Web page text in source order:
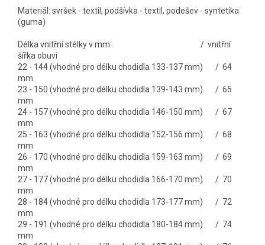
Materiál: svršek - textil, podšívka - textil, podešev - syntetika
(guma)
Délka vnitřní stélky v mm: / vnitřní
šířka obuvi
22 - 144 (vhodné pro délku chodidla 133-137 mm) / 64
mm
23 - 150 (vhodné pro délku chodidla 139-143 mm) / 65
mm
24 - 157 (vhodné pro délku chodidla 146-150 mm) / 67
mm
25 - 163 (vhodné pro délku chodidla 152-156 mm) / 68
mm
26 - 170 (vhodné pro délku chodidla 159-163 mm) / 69
mm
27 - 177 (vhodné pro délku chodidla 166-170 mm) / 70
mm
28 - 184 (vhodné pro délku chodidla 173-177 mm) / 72
mm
29 - 191 (vhodné pro délku chodidla 180-184 mm) / 74
mm